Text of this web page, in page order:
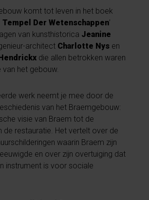
komt tot leven in het boek
Tempel Der Wetenschappen’
van kunsthistorica Jeanine
architect Charlotte Nys en
die allen betrokken waren
van het gebouw.
werk neemt je mee door de
van het Braemgebouw:
visie van Braem tot de
de restauratie. Het vertelt over de
waarin Braem zijn
en over zijn overtuiging dat
instrument is voor sociale